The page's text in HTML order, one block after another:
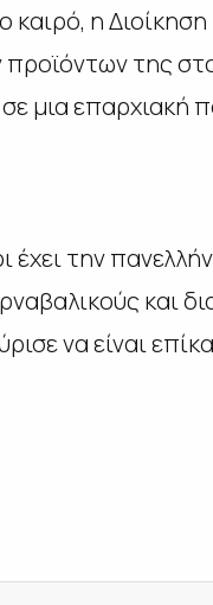
καιρό, η
της
σε μια
έχει την
και
να είναι